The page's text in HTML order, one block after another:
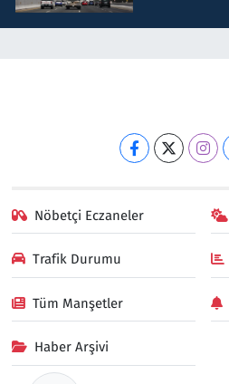
Nöbetçi Eczaneler
Trafik Durumu
Tüm Manşetler
Haber Arşivi